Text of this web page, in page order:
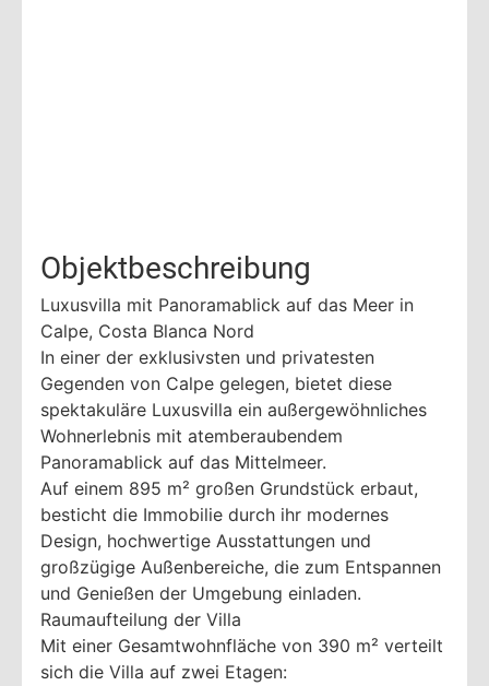
Objektbeschreibung
Luxusvilla mit Panoramablick auf das Meer in
Calpe, Costa Blanca Nord
In einer der exklusivsten und privatesten
Gegenden von Calpe gelegen, bietet diese
spektakuläre Luxusvilla ein außergewöhnliches
Wohnerlebnis mit atemberaubendem
Panoramablick auf das Mittelmeer.
Auf einem 895 m² großen Grundstück erbaut,
besticht die Immobilie durch ihr modernes
Design, hochwertige Ausstattungen und
großzügige Außenbereiche, die zum Entspannen
und Genießen der Umgebung einladen.
Raumaufteilung der Villa
Mit einer Gesamtwohnfläche von 390 m² verteilt
sich die Villa auf zwei Etagen: